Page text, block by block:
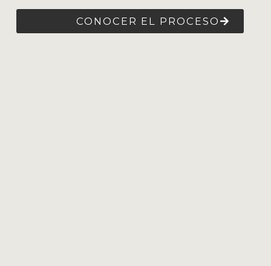
CONOCER EL PROCESO